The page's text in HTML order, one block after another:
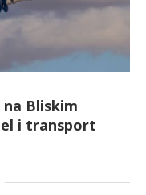
Bliskim
i transport